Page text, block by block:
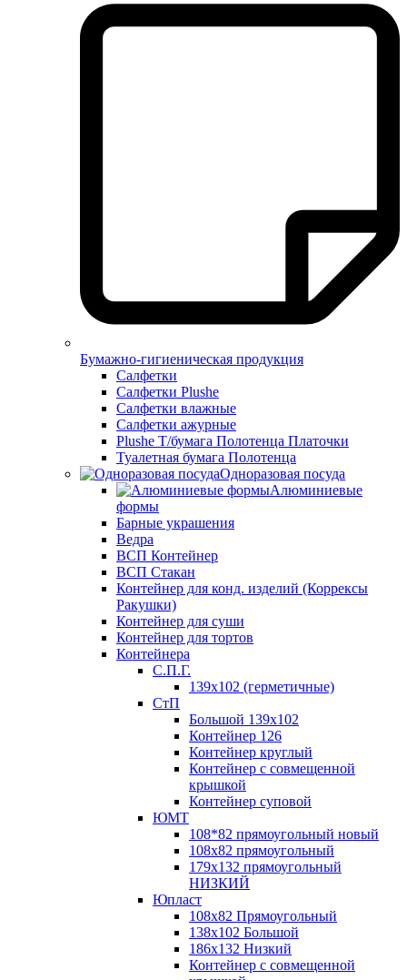
Бумажно-гигиеническая продукция
Салфетки
Салфетки Plushe
Салфетки влажные
Салфетки ажурные
Plushe Т/бумага Полотенца Платочки
Туалетная бумага Полотенца
Одноразовая посуда
Алюминиевые
формы
Барные украшения
Ведра
ВСП Контейнер
ВСП Стакан
Контейнер для конд. изделий (Коррексы
Ракушки)
Контейнер для суши
Контейнер для тортов
Контейнера
С.П.Г.
139х102 (герметичные)
СтП
Большой 139х102
Контейнер 126
Контейнер круглый
Контейнер с совмещенной
крышкой
Контейнер суповой
ЮМТ
108*82 прямоугольный новый
108х82 прямоугольный
179х132 прямоугольный
НИЗКИЙ
Юпласт
108х82 Прямоугольный
138х102 Большой
186х132 Низкий
Контейнер с совмещенной